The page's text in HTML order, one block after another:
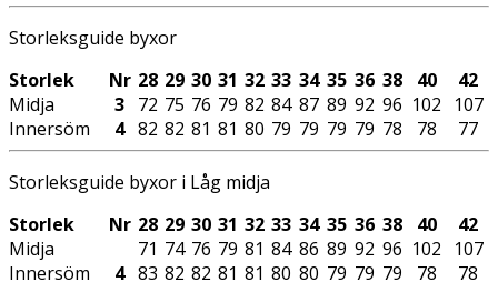
Storleksguide byxor
Storlek
Nr 28 29 30 31 32 33 34 35 36 38 40
42
Midja
3 72 75 76 79 82 84 87 89 92 96 102
107
Innersöm
4 82 82 81 81 80 79 79 79 79 78 78 77
Storleksguide byxor i Låg midja
Storlek
Nr 28 29 30 31 32 33 34 35 36 38 40
42
Midja
71 74 76 79 81 84 86 89 92 96 102
107
Innersöm
4 83 82 82 81 81 80 80 79 79 79 78 78